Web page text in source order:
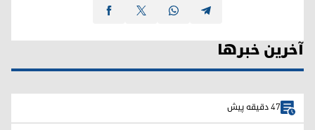
آخرین خبرها
47 دقیقه پیش